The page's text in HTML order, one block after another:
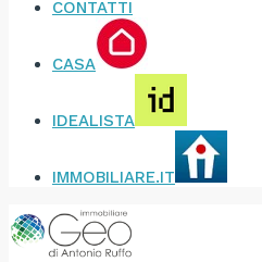
CONTATTI
CASA
IDEALISTA
IMMOBILIARE.IT